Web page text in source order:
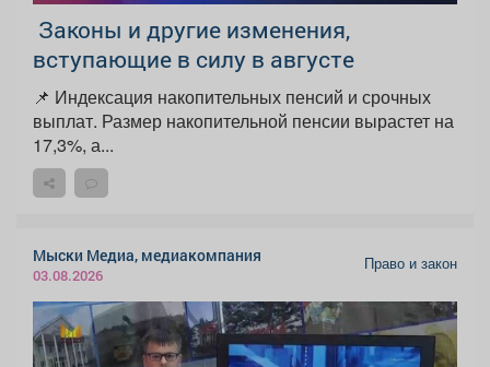
️ Законы и другие изменения,
вступающие в силу в августе
📌 Индексация накопительных пенсий и срочных
выплат. Размер накопительной пенсии вырастет на
17,3%, а...
Мыски Медиа, медиакомпания
03.08.2026
Право и закон